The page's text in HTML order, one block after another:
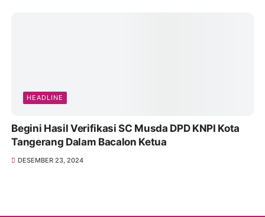
HEADLINE
Begini Hasil Verifikasi SC Musda DPD KNPI Kota
Tangerang Dalam Bacalon Ketua
DESEMBER 23, 2024